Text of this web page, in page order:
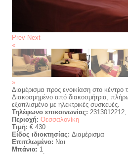
Prev Next
«
»
Διαμέρισμα προς ενοικίαση στο κέντρο
Διακοσμημένο από διακοσμήτρια,
εξοπλισμένο με ηλεκτρικές συσκευές.
Τηλέφωνο επικοινωνίας:
Περιοχή: Θεσσαλονίκη
Τιμή: € 430
Είδος ιδιοκτησίας: Διαμέρισμα
Επιπλωμένο: Ναι
Μπάνια: 1